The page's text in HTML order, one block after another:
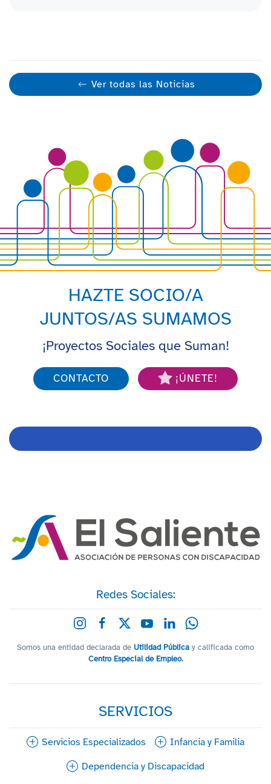
Ver todas las Noticias
HAZTE SOCIO/A
JUNTOS/AS SUMAMOS
¡Proyectos Sociales que Suman!
CONTACTO ¡ÚNETE!
Redes Sociales:
Somos una entidad declarada de Utilidad Pública y calificada como
Centro Especial de Empleo.
SERVICIOS
Servicios Especializados Infancia y Familia
Dependencia y Discapacidad